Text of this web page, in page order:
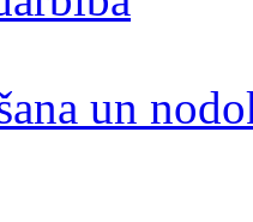
un